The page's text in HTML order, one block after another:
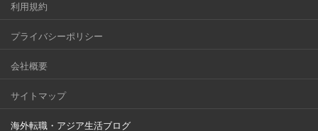
利用規約
プライバシーポリシー
会社概要
サイトマップ
海外転職・アジア生活ブログ